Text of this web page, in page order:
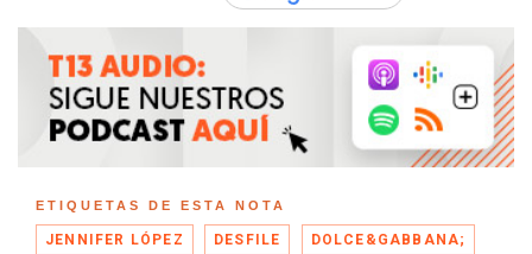
ETIQUETAS DE ESTA NOTA
JENNIFER LÓPEZ DESFILE DOLCE&GABBANA;